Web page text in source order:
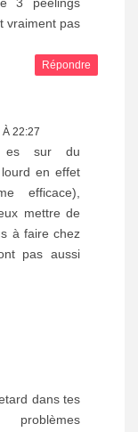
3 peelings
vraiment pas
Répondre
22:27
sur du
en effet
efficace),
mettre de
à faire chez
pas aussi
dans tes